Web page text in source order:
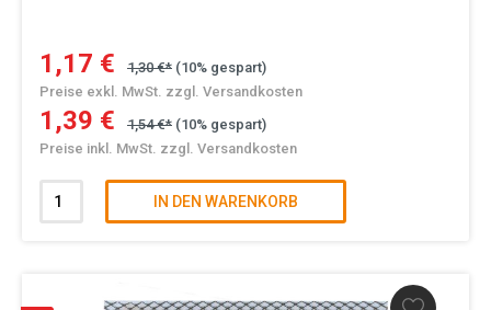
1,17 € 1,30 €* (10% gespart)
Preise exkl. MwSt. zzgl. Versandkosten
1,39 € 1,54 €* (10% gespart)
Preise inkl. MwSt. zzgl. Versandkosten
IN DEN WARENKORB